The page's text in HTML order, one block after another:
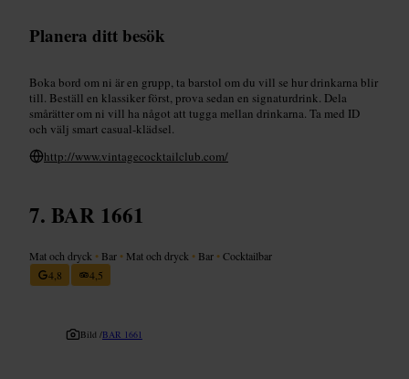
Planera ditt besök
Boka bord om ni är en grupp, ta barstol om du vill se hur drinkarna blir
till. Beställ en klassiker först, prova sedan en signaturdrink. Dela
smårätter om ni vill ha något att tugga mellan drinkarna. Ta med ID
och välj smart casual-klädsel.
http://www.vintagecocktailclub.com/
BAR 1661
Mat och dryck • Bar • Mat och dryck • Bar •Cocktailbar
4,8
4,5
Bild /BAR 1661